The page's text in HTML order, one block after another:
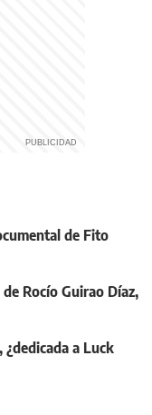
de Fito
Rocío Guirao Díaz,
¿dedicada a Luck